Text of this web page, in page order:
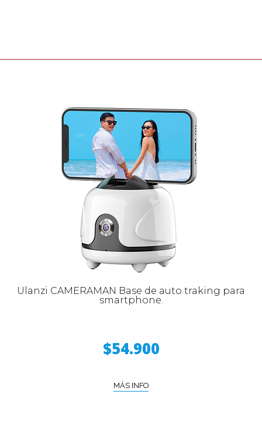
Ulanzi CAMERAMAN Base de auto traking para
smartphone.
$54.900
MÁS INFO